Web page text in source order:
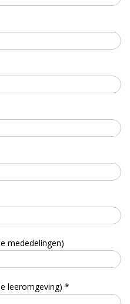
mededelingen)
leeromgeving) *